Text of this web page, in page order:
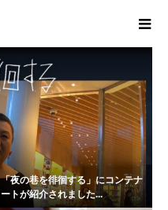
「夜の巷を徘徊する」にコンテナ
ートが紹介されました...